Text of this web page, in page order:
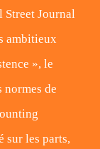
Street Journal
ambitieux
», le
normes de
sur les parts,